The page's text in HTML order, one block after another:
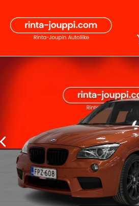
sisältöön